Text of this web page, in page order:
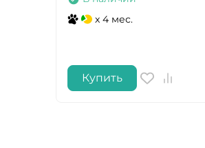
x 4 мес.
Купить